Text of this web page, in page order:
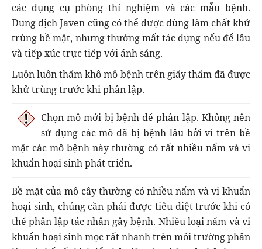
các dụng cụ phòng thí nghiệm và các mẫu bệnh.
Dung dịch Javen cũng có thể được dùng làm chất khử
trùng bề mặt, nhưng thường mất tác dụng nếu để lâu
và tiếp xúc trực tiếp với ánh sáng.
Luôn luôn thấm khô mô bệnh trên giấy thấm đã được
khử trùng trước khi phân lập.
Chọn mô mới bị bệnh để phân lập. Không nên
sử dụng các mô đã bị bệnh lâu bởi vì trên bề
mặt các mô bệnh này thường có rất nhiều nấm và vi
khuẩn hoại sinh phát triển.
Bề mặt của mô cây thường có nhiều nấm và vi khuẩn
hoại sinh, chúng cần phải được tiêu diệt trước khi có
thể phân lập tác nhân gây bệnh. Nhiều loại nấm và vi
khuẩn hoại sinh mọc rất nhanh trên môi trường phân